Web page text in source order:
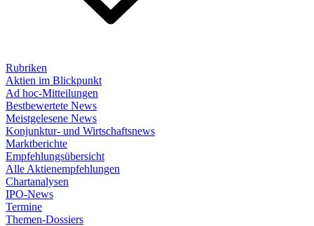
Rubriken
Aktien im Blickpunkt
Ad hoc-Mitteilungen
Bestbewertete News
Meistgelesene News
Konjunktur- und Wirtschaftsnews
Marktberichte
Empfehlungsübersicht
Alle Aktienempfehlungen
Chartanalysen
IPO-News
Termine
Themen-Dossiers